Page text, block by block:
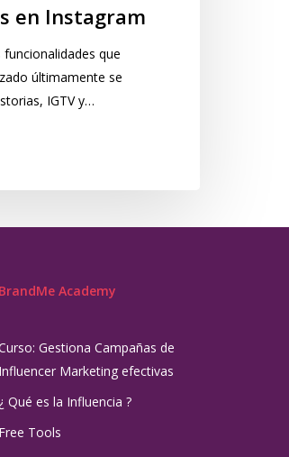
en Instagram
que
últimamente se
IGTV y…
BrandMe Academy
Gestiona Campañas de
Influencer Marketing efectivas
¿ Qué es la Influencia ?
Free Tools